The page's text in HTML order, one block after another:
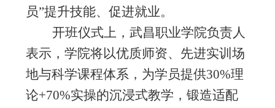
员”提升技能、促进就业。
开班仪式上，武昌职业学院负责人
表示，学院将以优质师资、先进实训场
地与科学课程体系，为学员提供30%理
论+70%实操的沉浸式教学，锻造适配